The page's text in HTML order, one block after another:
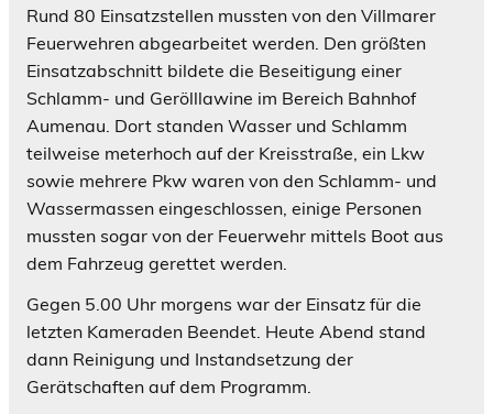
Rund 80 Einsatzstellen mussten von den Villmarer
Feuerwehren abgearbeitet werden. Den größten
Einsatzabschnitt bildete die Beseitigung einer
Schlamm- und Gerölllawine im Bereich Bahnhof
Aumenau. Dort standen Wasser und Schlamm
teilweise meterhoch auf der Kreisstraße, ein Lkw
sowie mehrere Pkw waren von den Schlamm- und
Wassermassen eingeschlossen, einige Personen
mussten sogar von der Feuerwehr mittels Boot aus
dem Fahrzeug gerettet werden.
Gegen 5.00 Uhr morgens war der Einsatz für die
letzten Kameraden Beendet. Heute Abend stand
dann Reinigung und Instandsetzung der
Gerätschaften auf dem Programm.